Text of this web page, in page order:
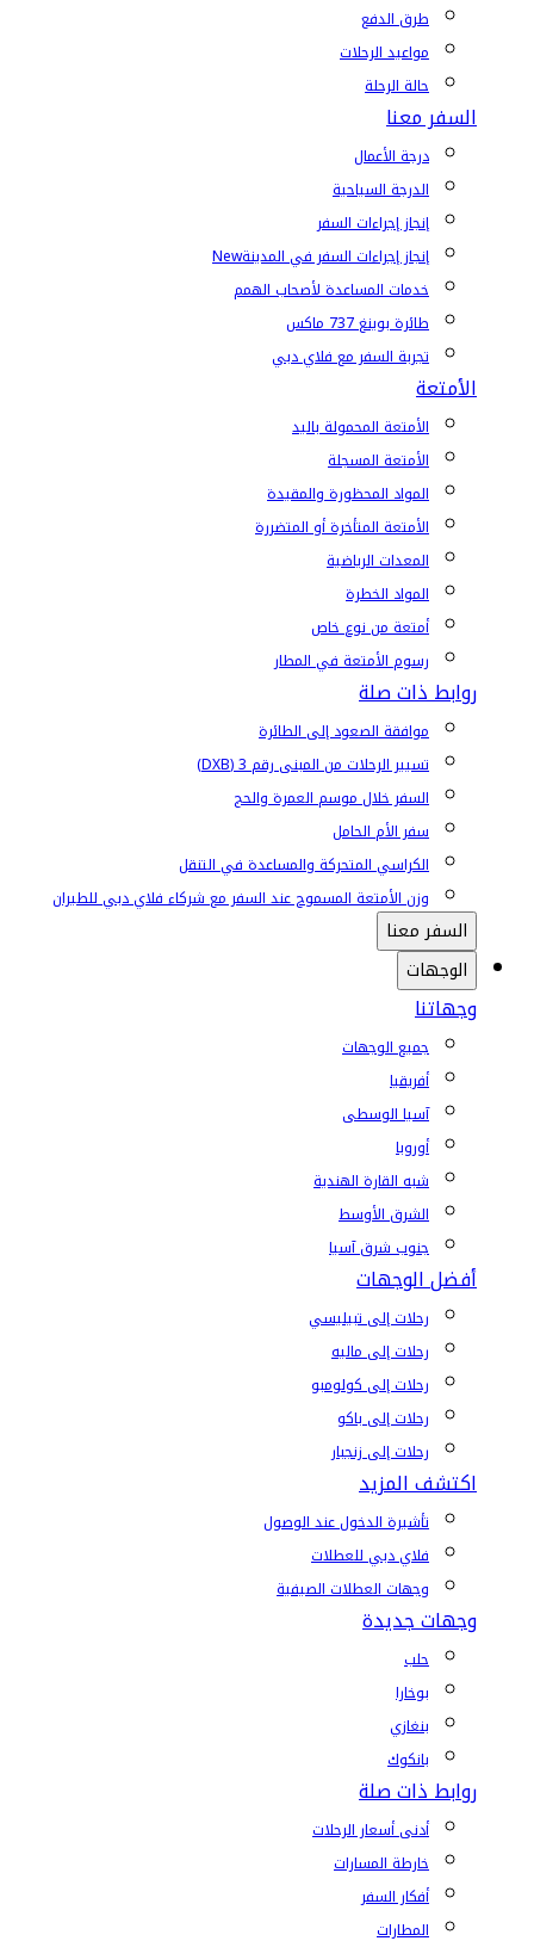
طرق الدفع
مواعيد الرحلات
حالة الرحلة
السفر معنا
درجة الأعمال
الدرجة السياحية
إنجاز إجراءات السفر
إنجاز إجراءات السفر في المدينةNew
خدمات المساعدة لأصحاب الهمم
طائرة بوينغ 737 ماكس
تجربة السفر مع فلاي دبي
الأمتعة
الأمتعة المحمولة باليد
الأمتعة المسجلة
المواد المحظورة والمقيدة
الأمتعة المتأخرة أو المتضررة
المعدات الرياضية
المواد الخطرة
أمتعة من نوع خاص
رسوم الأمتعة في المطار
روابط ذات صلة
موافقة الصعود إلى الطائرة
تسيير الرحلات من المبنى رقم 3 (DXB)
السفر خلال موسم العمرة والحج
سفر الأم الحامل
الكراسي المتحركة والمساعدة في التنقل
وزن الأمتعة المسموح عند السفر مع شركاء فلاي دبي للطيران
السفر معنا
الوجهات
وجهاتنا
جميع الوجهات
أفريقيا
آسيا الوسطى
أوروبا
شبه القارة الهندية
الشرق الأوسط
جنوب شرق آسيا
أفضل الوجهات
رحلات إلى تبيليسي
رحلات إلى ماليه
رحلات إلى كولومبو
رحلات إلى باكو
رحلات إلى زنجبار
اكتشف المزيد
تأشيرة الدخول عند الوصول
فلاي دبي للعطلات
وجهات العطلات الصيفية
وجهات جديدة
حلب
بوخارا
بنغازي
بانكوك
روابط ذات صلة
أدنى أسعار الرحلات
خارطة المسارات
أفكار السفر
المطارات